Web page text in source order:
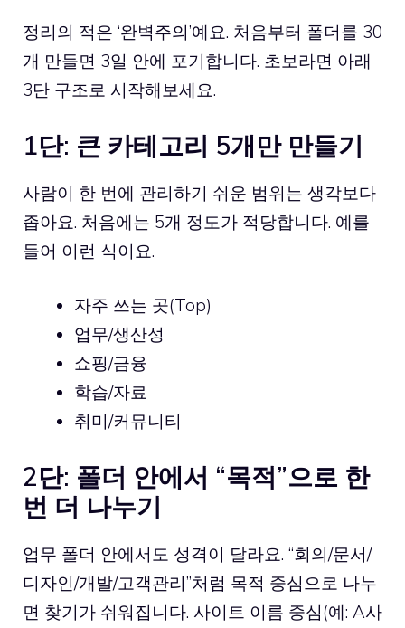
정리의 적은 ‘완벽주의’예요. 처음부터 폴더를 30
개 만들면 3일 안에 포기합니다. 초보라면 아래
3단 구조로 시작해보세요.
1단: 큰 카테고리 5개만 만들기
사람이 한 번에 관리하기 쉬운 범위는 생각보다
좁아요. 처음에는 5개 정도가 적당합니다. 예를
들어 이런 식이요.
자주 쓰는 곳(Top)
업무/생산성
쇼핑/금융
학습/자료
취미/커뮤니티
2단: 폴더 안에서 “목적”으로 한
번 더 나누기
업무 폴더 안에서도 성격이 달라요. “회의/문서/
디자인/개발/고객관리”처럼 목적 중심으로 나누
면 찾기가 쉬워집니다. 사이트 이름 중심(예: A사